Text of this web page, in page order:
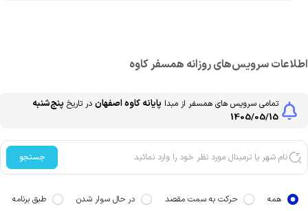
سرویس‌های روزانه همسفرکاوه
تمامی سرویس های همسفر از مبدا پایانه کاوهاصفهان در تاریخ پنج‌شنبه
1405/05/15
جستجو
همه حرکت به سمت مقصد در حال سوار شدن طبق برنامه